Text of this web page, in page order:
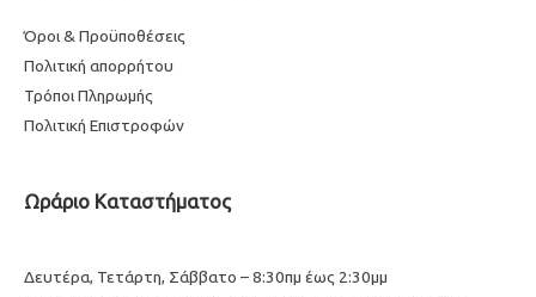
Όροι & Προϋποθέσεις
Πολιτική απορρήτου
Τρόποι Πληρωμής
Πολιτική Επιστροφών
Ωράριο Καταστήματος
Δευτέρα, Τετάρτη, Σάββατο – 8:30πμ έως 2:30μμ